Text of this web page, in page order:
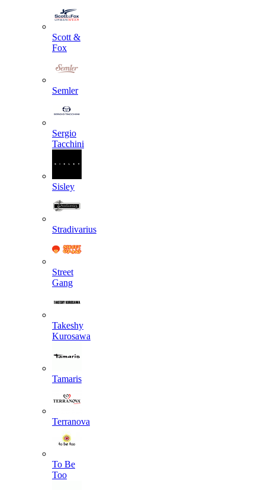
Scott &
Fox
Semler
Sergio
Tacchini
Sisley
Stradivarius
Street
Gang
Takeshy
Kurosawa
Tamaris
Terranova
To Be
Too